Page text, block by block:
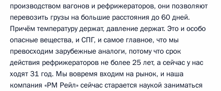
производством вагонов и рефрижераторов, они позволяют
перевозить грузы на большие расстояния до 60 дней.
Причём температуру держат, давление держат. Это и особо
опасные вещества, и СПГ, и самое главное, что мы
превосходим зарубежные аналоги, потому что срок
действия рефрижераторов не более 25 лет, а сейчас у нас
ходят 31 год. Мы вовремя входим на рынок, и наша
компания «РМ Рейл» сейчас старается наукой заниматься